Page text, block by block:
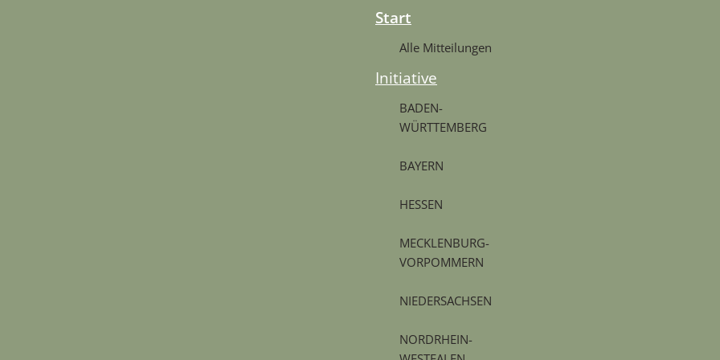
Start
Alle Mitteilungen
Initiative
BADEN-
WÜRTTEMBERG
BAYERN
HESSEN
MECKLENBURG-
VORPOMMERN
NIEDERSACHSEN
NORDRHEIN-